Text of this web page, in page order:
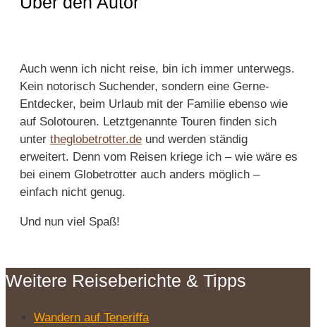
Auch wenn ich nicht reise, bin ich immer unterwegs.
Kein notorisch Suchender, sondern eine Gerne-
Entdecker, beim Urlaub mit der Familie ebenso wie
auf Solotouren. Letztgenannte Touren finden sich
unter theglobetrotter.de und werden ständig
erweitert. Denn vom Reisen kriege ich – wie wäre es
bei einem Globetrotter auch anders möglich –
einfach nicht genug.
Und nun viel Spaß!
Weitere Reiseberichte & Tipps
Wandern auf Teneriffa